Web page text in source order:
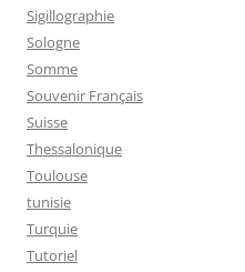
Sigillographie
Sologne
Somme
Souvenir Français
Suisse
Thessalonique
Toulouse
tunisie
Turquie
Tutoriel